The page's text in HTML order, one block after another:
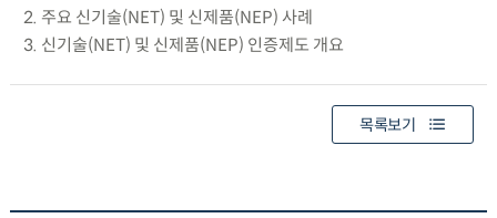
2. 주요 신기술(NET) 및 신제품(NEP) 사례
3. 신기술(NET) 및 신제품(NEP) 인증제도 개요
목록보기